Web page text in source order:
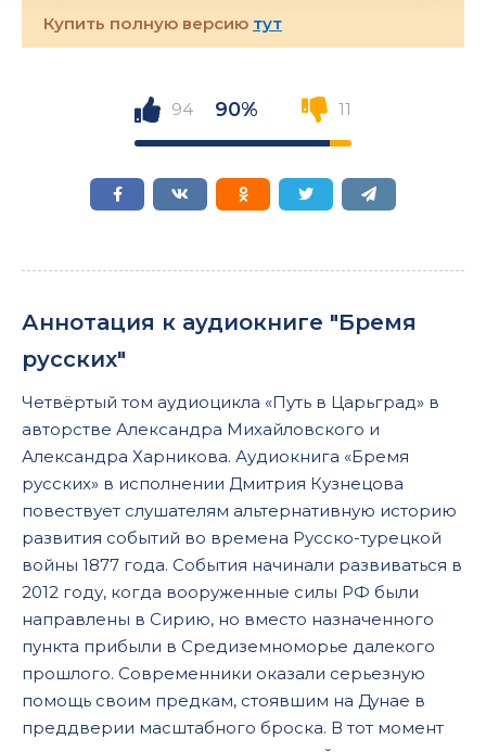
Купить полную версию тут
94 90% 11
Аннотация к аудиокниге "Бремя
русских"
Четвёртый том аудиоцикла «Путь в Царьград» в
авторстве Александра Михайловского и
Александра Харникова. Аудиокнига «Бремя
русских» в исполнении Дмитрия Кузнецова
повествует слушателям альтернативную историю
развития событий во времена Русско-турецкой
войны 1877 года. События начинали развиваться в
2012 году, когда вооруженные силы РФ были
направлены в Сирию, но вместо назначенного
пункта прибыли в Средиземноморье далекого
прошлого. Современники оказали серьезную
помощь своим предкам, стоявшим на Дунае в
преддверии масштабного броска. В тот момент